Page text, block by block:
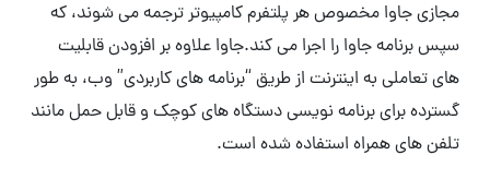
مجازی جاوا مخصوص هر پلتفرم کامپیوتر ترجمه می شوند، که
سپس برنامه جاوا را اجرا می کند.جاوا علاوه بر افزودن قابلیت
های تعاملی به اینترنت از طریق “برنامه های کاربردی” وب، به طور
گسترده برای برنامه نویسی دستگاه های کوچک و قابل حمل مانند
تلفن های همراه استفاده شده است.